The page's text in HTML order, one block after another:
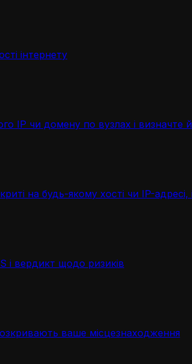
інтернету
IP чи домену по вузлах і визначте
на будь-якому хості чи IP-
і вердикт щодо ризиків
ваше місцезнаходження